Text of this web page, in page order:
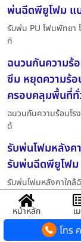
พ่นฉีดพียูโฟม แ
รับพ่น PU โฟมพัทยา
กั
ฉนวนกันความร้
ซึม หยุดความร้
ครอบคลุมพื้นที่ทั่
ฉนวนกันความร้อนโร
ด้
รับพ่นโฟมหลังค
รับพ่นฉีดพียูโฟม
รับพ่นโฟมหลังคาใก
ฉีดโฟมหลังคา
พ่นฉีดพียูโฟม แ
ฉีดโฟมหลังคานนทบุ
หน้าหลัก เ
โทร